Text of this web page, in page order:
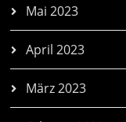
Mai 2023
April 2023
März 2023